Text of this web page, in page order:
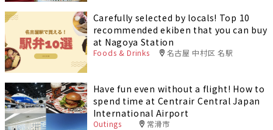
Carefully selected by locals! Top 10
recommended ekiben that you can buy
at Nagoya Station
Foods & Drinks 名古屋 中村区 名駅
Have fun even without a flight! How to
spend time at Centrair Central Japan
International Airport
Outings 常滑市